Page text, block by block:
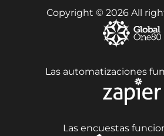
Copyright © 2026 All
Las automatizaciones
Las encuestas